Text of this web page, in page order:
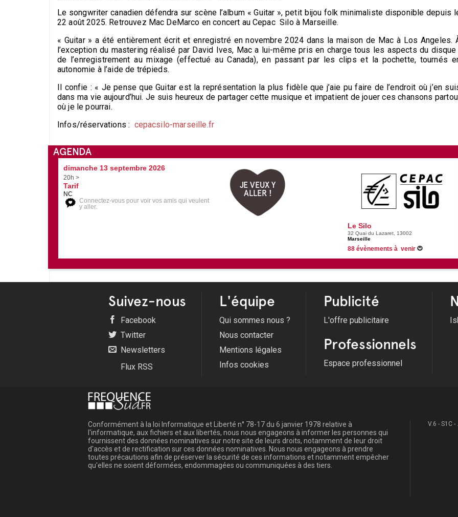
Le songwriter canadien défendra sur scène l’album « Guitar », petit bijou folk minimaliste disponible depuis
22 août 2025. Retrouvez Mac DeMarco en concert au Cepac Silo à Marseille.
« Guitar » a été entièrement écrit et enregistré en novembre 2024 dans la maison de Mac à Los Angeles.
l’exception du mastering réalisé par David Ives, Mac a lui-même pris en charge tous les aspects du disque
de l’enregistrement au mixage (effectué au Canada), en passant par les clips et la pochette, tournés
autonomie à l’aide de trépieds.
Il confie : « Je pense que Guitar est la représentation la plus fidèle que j’aie pu faire de l’endroit où j’en
dans ma vie aujourd’hui. Je suis heureux de partager cette musique et impatient de jouer ces chansons
où je le pourrai.
Infos/réservations : cepacsilo-marseille.fr
AGENDA
dimanche 13 septembre 2026
20h >
Tarif
NC
Connectez-vous pour voir vos amis qui veulent
y aller.
JE VEUX Y
ALLER !
Le Silo
32 Quai du Lazaret, 13002
Marseille
88 évènements à venir
Suivez-nous
Facebook
Twitter
Newsletters
Flux RSS
L'équipe
Qui sommes nous ?
Nous contacter
Mentions légales
Infos cookies
Publicité
L'offre publicitaire
Professionnels
Espace professionnel
Conformément à la loi Informatique et Liberté n° 78-17 du 6 janvier 1978 relative à
l'informatique, aux fichiers et aux libertés, nous nous engageons à informer les personnes qui
fournissent des données nominatives sur notre site de leurs droits, notamment de leur droit
d'accès et de rectification sur ces données nominatives. Nous nous engageons à prendre
toutes précautions afin de préserver la sécurité de ces informations et notamment empêcher
qu'elles ne soient déformées, endommagées ou communiquées à des tiers.
V.6 - S1C